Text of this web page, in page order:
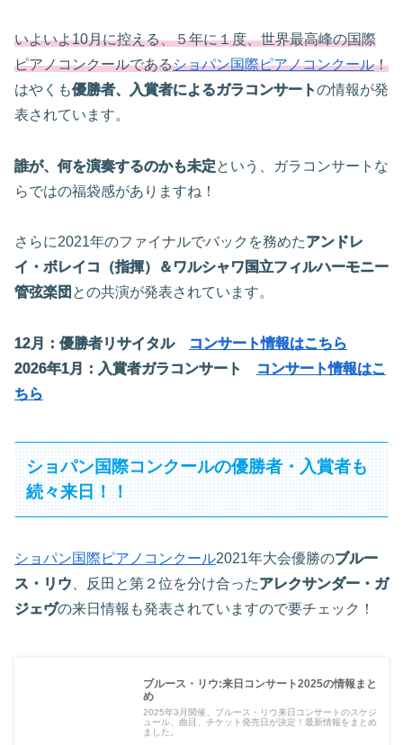
いよいよ10月に控える、５年に１度、世界最高峰の国際
ピアノコンクールであるショパン国際ピアノコンクール！
はやくも優勝者、入賞者によるガラコンサートの情報が発
表されています。
誰が、何を演奏するのかも未定という、ガラコンサートな
らではの福袋感がありますね！
さらに2021年のファイナルでバックを務めたアンドレ
イ・ボレイコ（指揮）＆ワルシャワ国立フィルハーモニー
管弦楽団 との共演が発表されています。
12月：優勝者リサイタル
コンサート情報はこちら
2026年1月：入賞者ガラコンサート
コンサート情報はこ
ちら
ショパン国際コンクールの優勝者・入賞者も
続々来日！！
ショパン国際ピアノコンクール2021年大会優勝のブルー
ス・リウ 、反田と第２位を分け合ったアレクサンダー・ガ
ジェヴの来日情報も発表されていますので要チェック！
ブルース・リウ:来日コンサート2025の情報まと
め
2025年3月開催、ブルース・リウ来日コンサートのスケジ
ュール、曲目、チケット発売日が決定！最新情報をまとめ
ました。